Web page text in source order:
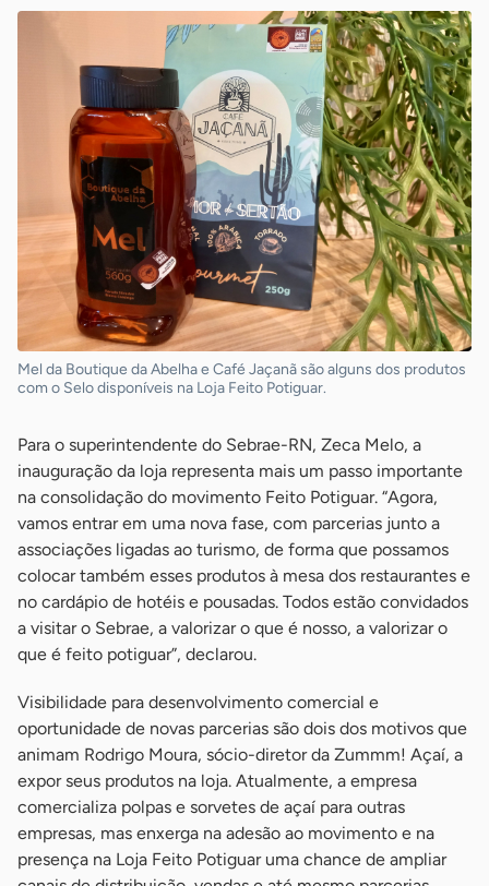
Mel da Boutique da Abelha e Café Jaçanã são alguns dos produtos
com o Selo disponíveis na Loja Feito Potiguar.
Para o superintendente do Sebrae-RN, Zeca Melo, a
inauguração da loja representa mais um passo importante
na consolidação do movimento Feito Potiguar. “Agora,
vamos entrar em uma nova fase, com parcerias junto a
associações ligadas ao turismo, de forma que possamos
colocar também esses produtos à mesa dos restaurantes e
no cardápio de hotéis e pousadas. Todos estão convidados
a visitar o Sebrae, a valorizar o que é nosso, a valorizar o
que é feito potiguar”, declarou.
Visibilidade para desenvolvimento comercial e
oportunidade de novas parcerias são dois dos motivos que
animam Rodrigo Moura, sócio-diretor da Zummm! Açaí, a
expor seus produtos na loja. Atualmente, a empresa
comercializa polpas e sorvetes de açaí para outras
empresas, mas enxerga na adesão ao movimento e na
presença na Loja Feito Potiguar uma chance de ampliar